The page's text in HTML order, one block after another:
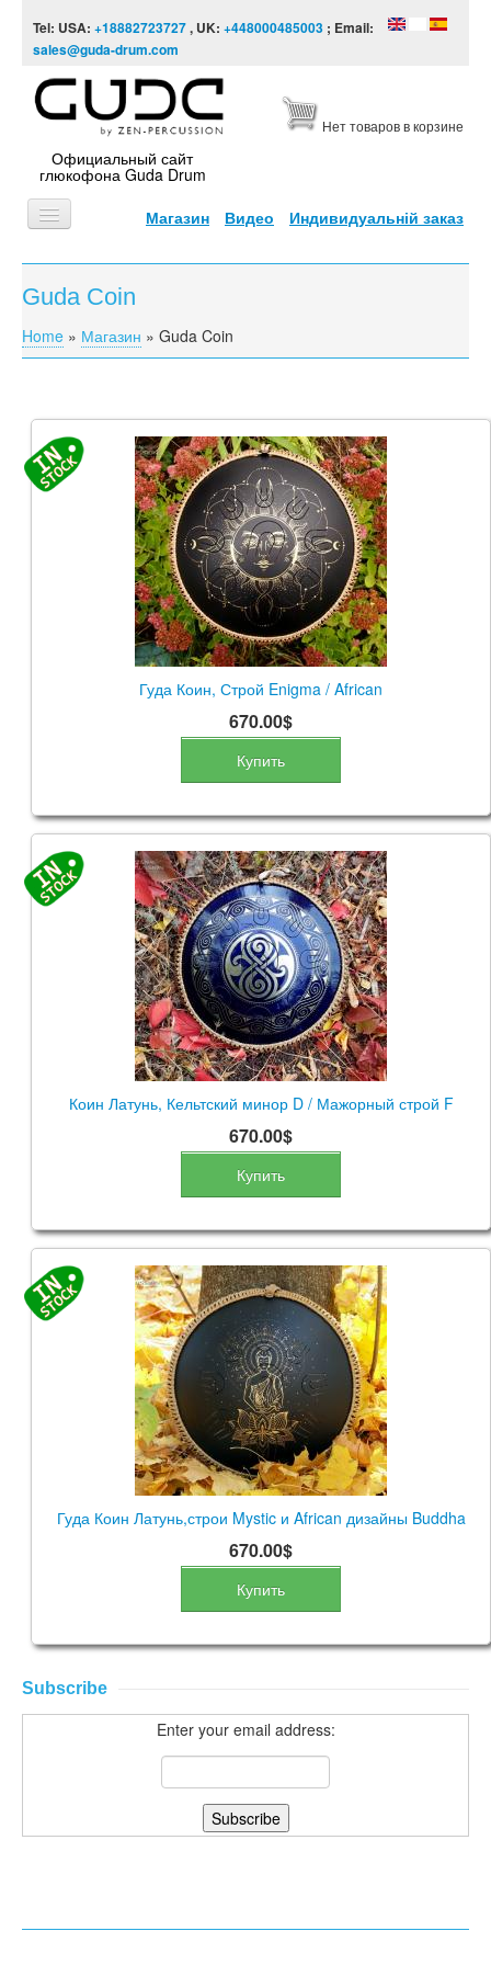
Tel: USA: +18882723727, UK: +448000485003 ; Email:
sales@guda-drum.com
Официальный сайт
глюкофона Guda Drum
Нет товаров в корзине
Магазин Видео Индивидуальній заказ
ГЛАВНАЯ
ТИПЫ
ДИЗАЙНЫ
ИНФОРМАЦИЯ
Guda Coin
You are here
Home » Магазин » Guda Coin
Гуда Коин, Строй Enigma / African
670.00$
Купить
Коин Латунь, Кельтский минор D / Мажорный строй F
670.00$
Купить
Гуда Коин Латунь,строи Mystic и African дизайны Buddha
670.00$
Купить
Subscribe
Enter your email address: